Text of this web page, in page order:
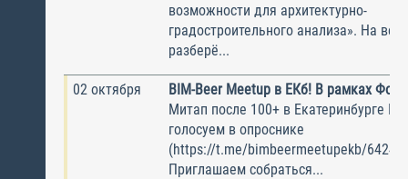
возможности для архитектурно-
градостроительного анализа». На
разберё...
02 октября
BIM-Beer Meetup в ЕКб! В рамках
Митап после 100+ в Екатеринбурге
голосуем в опроснике
(https://t.me/bimbeermeetupekb/6424) !
Приглашаем собраться...